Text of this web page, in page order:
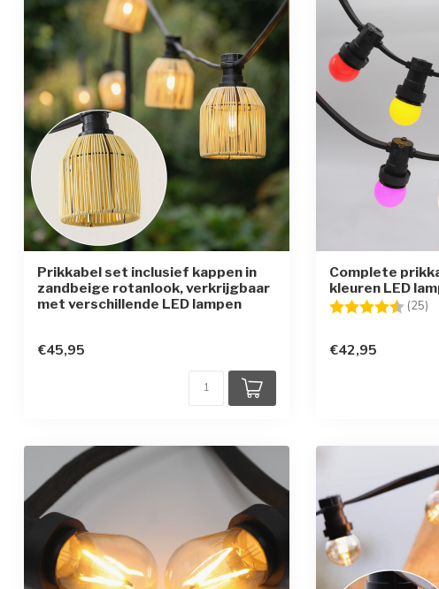
Prikkabel set inclusief kappen in
zandbeige rotanlook, verkrijgbaar
met verschillende LED lampen
€45,95
Complete
kleuren LED
Beoordeling: (25)
€42,95